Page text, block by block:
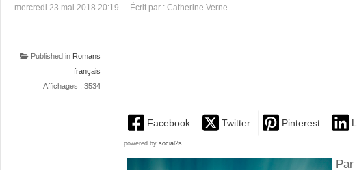
mercredi 23 mai 2018 20:19 Écrit par : Catherine Verne
Published in Romans
français
Affichages : 3534
Facebook Twitter Pinterest
powered by social2s